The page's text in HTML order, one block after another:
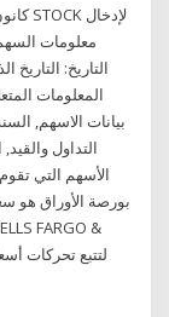
معلومات
المعلومات
بيانات الاسهم,
التداول
الأسهم التي
بورصة الأوراق هو